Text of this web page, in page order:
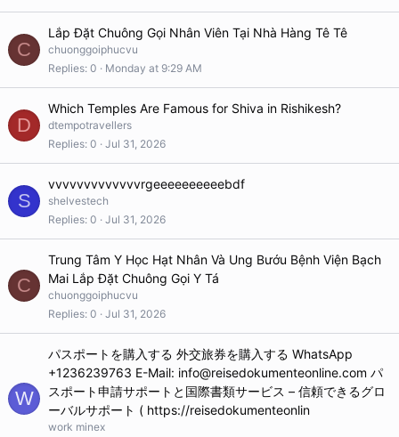
C
Lắp Đặt Chuông Gọi Nhân Viên Tại Nhà Hàng Tê Tê
chuonggoiphucvu
Replies 0 Monday at 9:29 AM
D
Which Temples Are Famous for Shiva in Rishikesh?
dtempotravellers
Replies 0 Jul 31, 2026
S
vvvvvvvvvvvvvrgeeeeeeeeeebdf
shelvestech
Replies 0 Jul 31, 2026
C
Trung Tâm Y Học Hạt Nhân Và Ung Bướu Bệnh Viện Bạch
Mai Lắp Đặt Chuông Gọi Y Tá
chuonggoiphucvu
Replies 0 Jul 31, 2026
W
パスポートを購入する 外交旅券を購入する WhatsApp
+1236239763 E-Mail: info@reisedokumenteonline.com パ
スポート申請サポートと国際書類サービス – 信頼できるグロ
ーバルサポート ( https://reisedokumenteonlin
work minex